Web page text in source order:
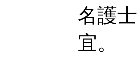
名護士
宜。